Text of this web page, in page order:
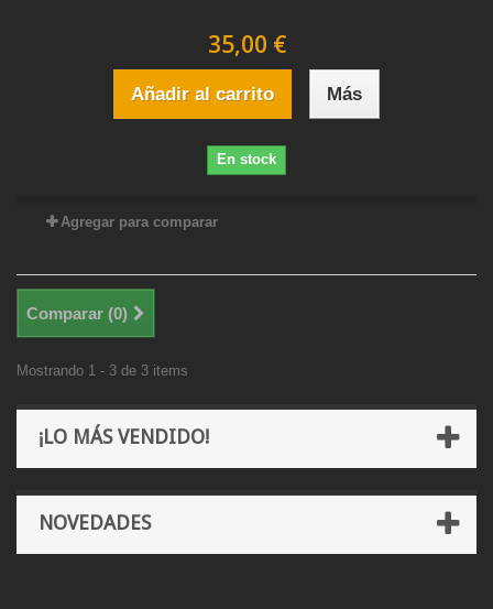
35,00 €
Añadir al carrito Más
En stock
Agregar para comparar
Comparar (0)
Mostrando 1 - 3 de 3 items
¡LO MÁS VENDIDO!
NOVEDADES